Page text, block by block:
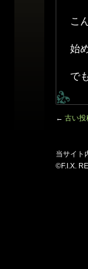
こ
始
で
← 古い投
当サイト
©F.I.X.